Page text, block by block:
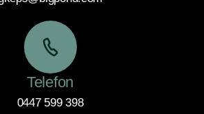
Telefon
0447 599 398